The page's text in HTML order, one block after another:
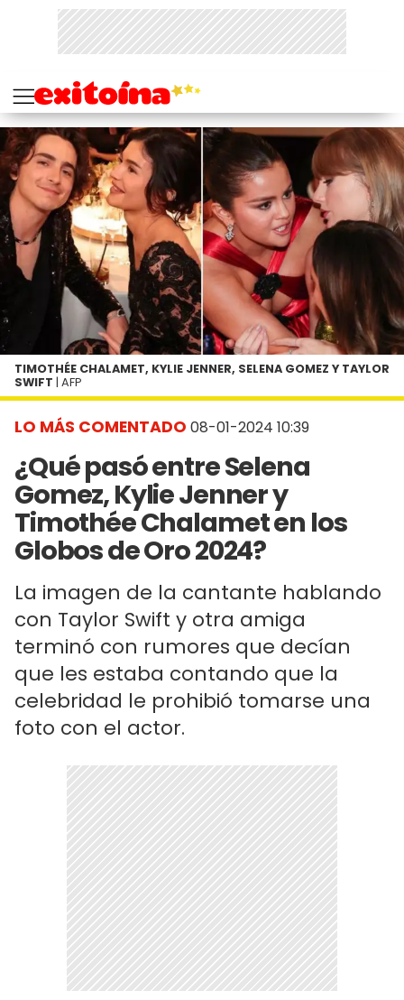
LO MÁS COMENTADO 08-01-2024 10:39
¿Qué pasó entre Selena
Gomez, Kylie Jenner y
Timothée Chalamet en los
Globos de Oro 2024?
La imagen de la cantante hablando
con Taylor Swift y otra amiga
terminó con rumores que decían
que les estaba contando que la
celebridad le prohibió tomarse una
foto con el actor.
TIMOTHÉE CHALAMET, KYLIE JENNER, SELENA GOMEZ Y TAYLOR
SWIFT | AFP